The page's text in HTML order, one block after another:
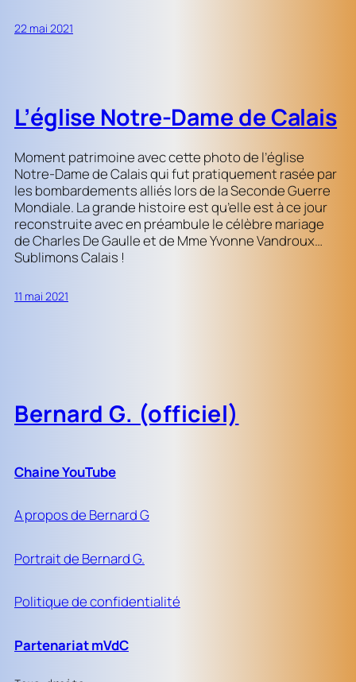
22 mai 2021
L’église Notre-Dame de Calais
Moment patrimoine avec cette photo de l’église
Notre-Dame de Calais qui fut pratiquement rasée par
les bombardements alliés lors de la Seconde Guerre
Mondiale. La grande histoire est qu’elle est à ce jour
reconstruite avec en préambule le célèbre mariage
de Charles De Gaulle et de Mme Yvonne Vandroux…
Sublimons Calais !
11 mai 2021
Bernard G. (officiel)
Chaine YouTube
A propos de Bernard G
Portrait de Bernard G.
Politique de confidentialité
Partenariat mVdC